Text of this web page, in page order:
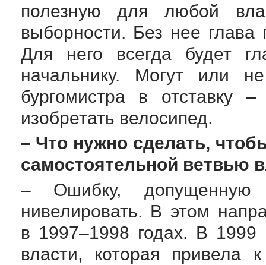
полезную для любой
выборности. Без нее глава
Для него всегда будет
начальнику. Могут или
бургомистра в
изобретать велосипед.
– Что нужно сделать,
самостоятельной ветвью
– Ошибку,
нивелировать. В этом
в 1997–1998 годах. В 1999
власти, которая привела